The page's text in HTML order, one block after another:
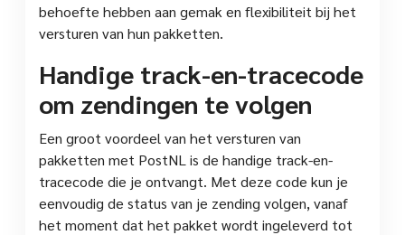
behoefte hebben aan gemak en flexibiliteit bij het
versturen van hun pakketten.
Handige track-en-tracecode
om zendingen te volgen
Een groot voordeel van het versturen van
pakketten met PostNL is de handige track-en-
tracecode die je ontvangt. Met deze code kun je
eenvoudig de status van je zending volgen, vanaf
het moment dat het pakket wordt ingeleverd tot